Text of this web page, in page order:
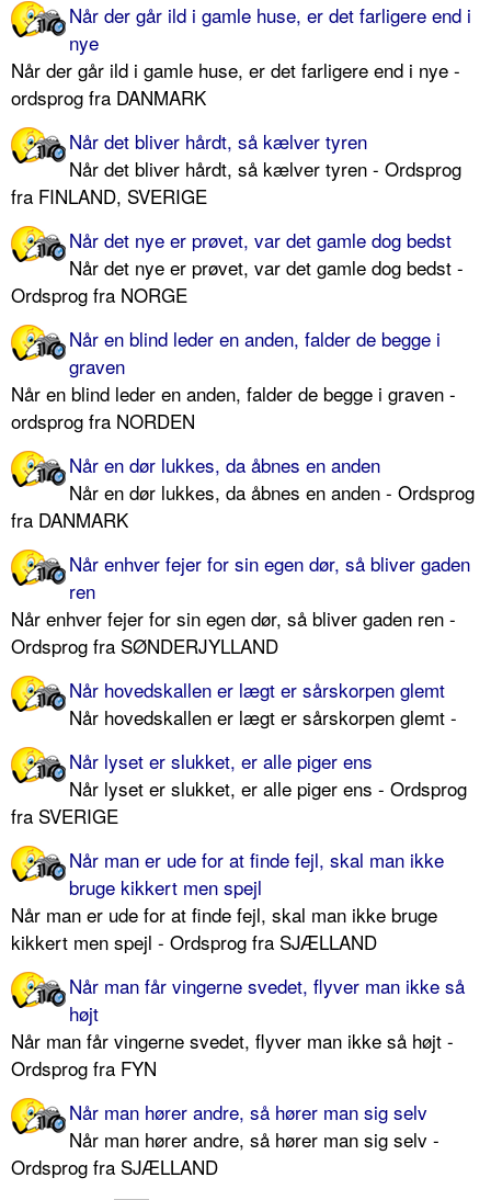
Når der går ild i gamle huse, er det farligere end i
nye
Når der går ild i gamle huse, er det farligere end i nye -
ordsprog fra DANMARK
Når det bliver hårdt, så kælver tyren
Når det bliver hårdt, så kælver tyren - Ordsprog
fra FINLAND, SVERIGE
Når det nye er prøvet, var det gamle dog bedst
Når det nye er prøvet, var det gamle dog bedst -
Ordsprog fra NORGE
Når en blind leder en anden, falder de begge i
graven
Når en blind leder en anden, falder de begge i graven -
ordsprog fra NORDEN
Når en dør lukkes, da åbnes en anden
Når en dør lukkes, da åbnes en anden - Ordsprog
fra DANMARK
Når enhver fejer for sin egen dør, så bliver gaden
ren
Når enhver fejer for sin egen dør, så bliver gaden ren -
Ordsprog fra SØNDERJYLLAND
Når hovedskallen er lægt er sårskorpen glemt
Når hovedskallen er lægt er sårskorpen glemt -
Når lyset er slukket, er alle piger ens
Når lyset er slukket, er alle piger ens - Ordsprog
fra SVERIGE
Når man er ude for at finde fejl, skal man ikke
bruge kikkert men spejl
Når man er ude for at finde fejl, skal man ikke bruge
kikkert men spejl - Ordsprog fra SJÆLLAND
Når man får vingerne svedet, flyver man ikke så
højt
Når man får vingerne svedet, flyver man ikke så højt -
Ordsprog fra FYN
Når man hører andre, så hører man sig selv
Når man hører andre, så hører man sig selv -
Ordsprog fra SJÆLLAND